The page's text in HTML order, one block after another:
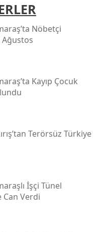
Nöbetçi
Ağustos
Kayıp Çocuk
Terörsüz Türkiye
İşçi Tünel
Can Verdi